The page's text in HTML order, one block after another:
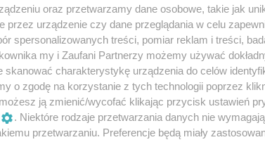
się, czy instytucja jest wpisana do
TeamViewer) na prośbę nieznajomych,
komputera i kont bankowych.
kart, loginów i haseł.
numerów i nakłaniają do
przed wpłatą jakichkolwiek
oraz przetwarzamy dane osobowe, takie jak
przez urządzenie czy dane przeglądania w celu
spersonalizowanych treści, pomiar reklam i treści,
my i Zaufani Partnerzy możemy używać
charakterystykę urządzenia do celów
o zgodę na korzystanie z tych technologii poprzez
ją zmienić/wycofać klikając przycisk ustawień
. Niektóre rodzaje przetwarzania danych nie
przetwarzaniu. Preferencje będą miały